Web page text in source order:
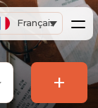
Français
+